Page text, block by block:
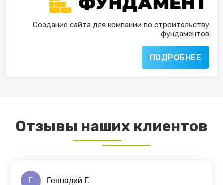
Создание сайта для компании по строительству
фундаментов
ПОДРОБНЕЕ
Отзывы наших клиентов
Г Геннадий Г.